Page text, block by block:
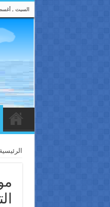
السبت , أغسطس 1
الرئيسية